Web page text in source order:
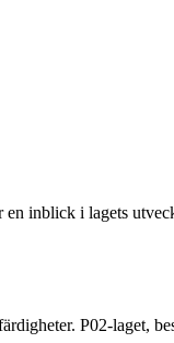
inblick i lagets
P02-laget,